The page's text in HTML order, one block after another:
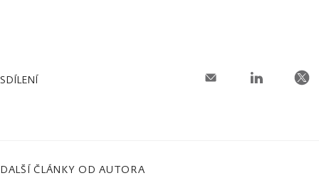
SDÍLENÍ
DALŠÍ ČLÁNKY OD AUTORA